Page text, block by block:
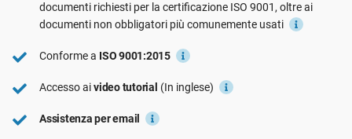
ISO 13485
ISO 20000
Telecomunicazioni
Governo
documenti richiesti per la certificazione ISO 9001, oltre ai
documenti non obbligatori più comunemente usati
Conforme a ISO 9001:2015
Accesso aivideo tutorial (In inglese)
Assistenza per email